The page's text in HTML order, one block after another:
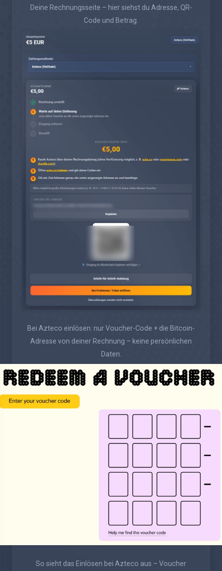
Deine Rechnungsseite – hier siehst du Adresse, QR-
Code und Betrag.
Bei Azteco einlösen: nur Voucher-Code + die Bitcoin-
Adresse von deiner Rechnung – keine persönlichen
Daten.
So sieht das Einlösen bei Azteco aus – Voucher